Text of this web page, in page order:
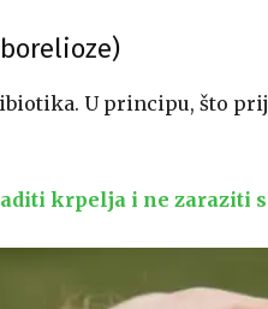
U principu, što
krpelja i ne zaraziti